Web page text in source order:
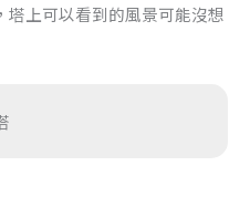
上可以看到的風景可能沒想